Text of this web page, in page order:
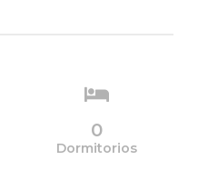
0
Dormitorios